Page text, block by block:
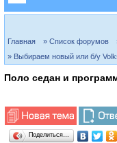
Главная » Список форумов
» Выбираем новый или б/у
Поло седан и
Поделиться…